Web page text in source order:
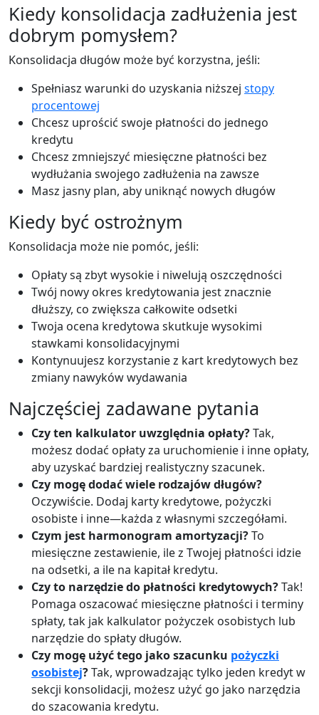
Kiedy konsolidacja zadłużenia jest
dobrym pomysłem?
Konsolidacja długów może być korzystna, jeśli:
Spełniasz warunki do uzyskania niższej stopy
procentowej
Chcesz uprościć swoje płatności do jednego
kredytu
Chcesz zmniejszyć miesięczne płatności bez
wydłużania swojego zadłużenia na zawsze
Masz jasny plan, aby uniknąć nowych długów
Kiedy być ostrożnym
Konsolidacja może nie pomóc, jeśli:
Opłaty są zbyt wysokie i niwelują oszczędności
Twój nowy okres kredytowania jest znacznie
dłuższy, co zwiększa całkowite odsetki
Twoja ocena kredytowa skutkuje wysokimi
stawkami konsolidacyjnymi
Kontynuujesz korzystanie z kart kredytowych bez
zmiany nawyków wydawania
Najczęściej zadawane pytania
Czy ten kalkulator uwzględnia opłaty?Tak,
możesz dodać opłaty za uruchomienie i inne opłaty,
aby uzyskać bardziej realistyczny szacunek.
Czy mogę dodać wiele rodzajów długów?
Oczywiście. Dodaj karty kredytowe, pożyczki
osobiste i inne—każda z własnymi szczegółami.
Czym jest harmonogram amortyzacji?To
miesięczne zestawienie, ile z Twojej płatności idzie
na odsetki, a ile na kapitał kredytu.
Czy to narzędzie do płatności kredytowych?Tak!
Pomaga oszacować miesięczne płatności i terminy
spłaty, tak jak kalkulator pożyczek osobistych lub
narzędzie do spłaty długów.
Czy mogę użyć tego jako szacunku pożyczki
osobistej?Tak, wprowadzając tylko jeden kredyt w
sekcji konsolidacji, możesz użyć go jako narzędzia
do szacowania kredytu.